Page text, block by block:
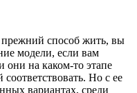
прежний способ жить, вы
модели, если вам
они на каком-то этапе
Но с ее
вариантах, среди